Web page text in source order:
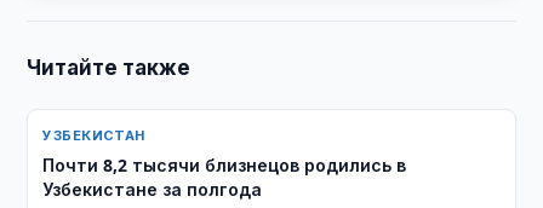
Читайте также
УЗБЕКИСТАН
Почти 8,2 тысячи близнецов родились в
Узбекистане за полгода